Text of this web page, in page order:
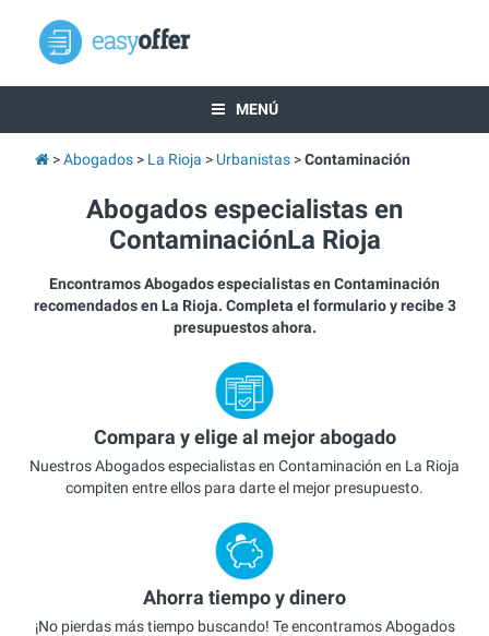
MENÚ
Abogados La Rioja Urbanistas Contaminación
Abogados especialistas en
ContaminaciónLa Rioja
Encontramos Abogados especialistas en Contaminación
recomendados en La Rioja. Completa el formulario y recibe 3
presupuestos ahora.
Compara y elige al mejor abogado
Nuestros Abogados especialistas en Contaminación en La Rioja
compiten entre ellos para darte el mejor presupuesto.
Ahorra tiempo y dinero
¡No pierdas más tiempo buscando! Te encontramos Abogados